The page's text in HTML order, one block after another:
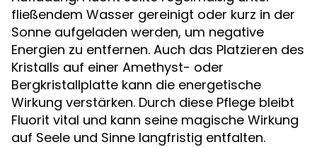
fließendem Wasser gereinigt oder kurz in der
Sonne aufgeladen werden, um negative
Energien zu entfernen. Auch das Platzieren des
Kristalls auf einer Amethyst- oder
Bergkristallplatte kann die energetische
Wirkung verstärken. Durch diese Pflege bleibt
Fluorit vital und kann seine magische Wirkung
auf Seele und Sinne langfristig entfalten.